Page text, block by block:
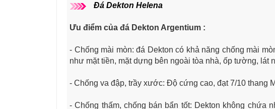
Đá Dekton Helena
Ưu điểm của đá Dekton Argentium :
- Chống mài mòn: đá Dekton có khả năng chống mài
như mặt tiền, mặt dựng bên ngoài tòa nhà, ốp tường,
- Chống va đập, trầy xước: Độ cứng cao, đạt 7/10 thang
- Chống thấm, chống bán bẩn tốt: Dekton không chứa